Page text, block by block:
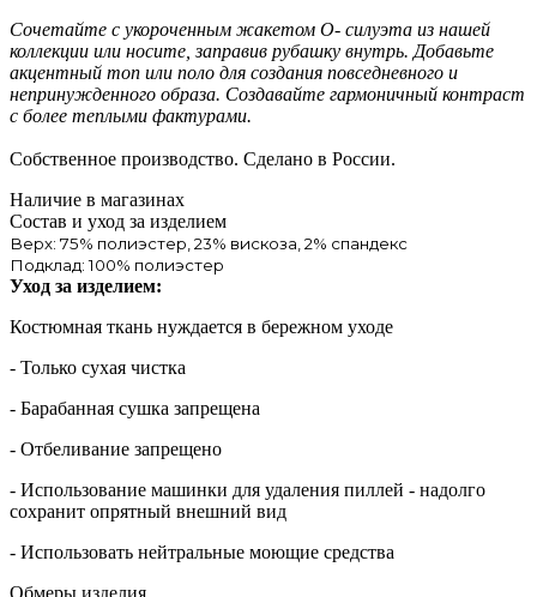
Сочетайте с укороченным жакетом О- силуэта из нашей
коллекции или носите, заправив рубашку внутрь. Добавьте
акцентный топ или поло для создания повседневного и
непринужденного образа. Создавайте гармоничный контраст
с более теплыми фактурами.
Собственное производство. Сделано в России.
Наличие в магазинах
Состав и уход за изделием
Верх: 75% полиэстер, 23% вискоза, 2% спандекс
Подклад: 100% полиэстер
Уход за изделием:
Костюмная ткань нуждается в бережном уходе
- Только сухая чистка
- Барабанная сушка запрещена
- Отбеливание запрещено
- Использование машинки для удаления пиллей - надолго
сохранит опрятный внешний вид
- Использовать нейтральные моющие средства
Обмеры изделия